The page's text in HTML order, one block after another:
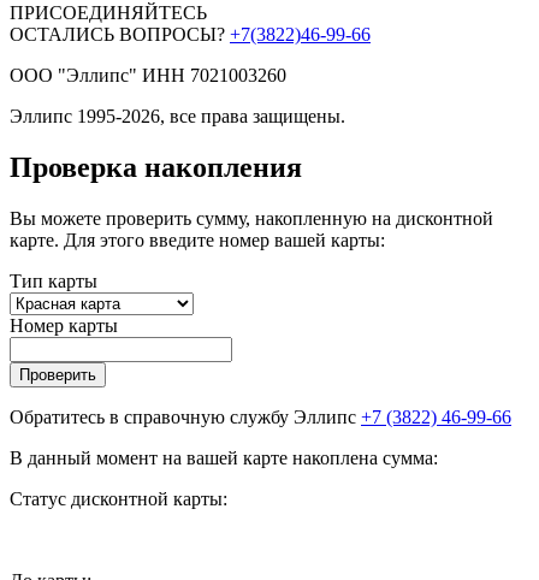
ПРИСОЕДИНЯЙТЕСЬ
ОСТАЛИСЬ ВОПРОСЫ? +7(3822)46-99-66
ООО "Эллипс" ИНН 7021003260
Эллипс 1995-2026, все права защищены.
Проверка накопления
Вы можете проверить сумму, накопленную на дисконтной
карте. Для этого введите номер вашей карты:
Тип карты
Номер карты
Проверить
Обратитесь в справочную службу Эллипс +7 (3822) 46-99-66
В данный момент на вашей карте накоплена сумма:
Статус дисконтной карты: